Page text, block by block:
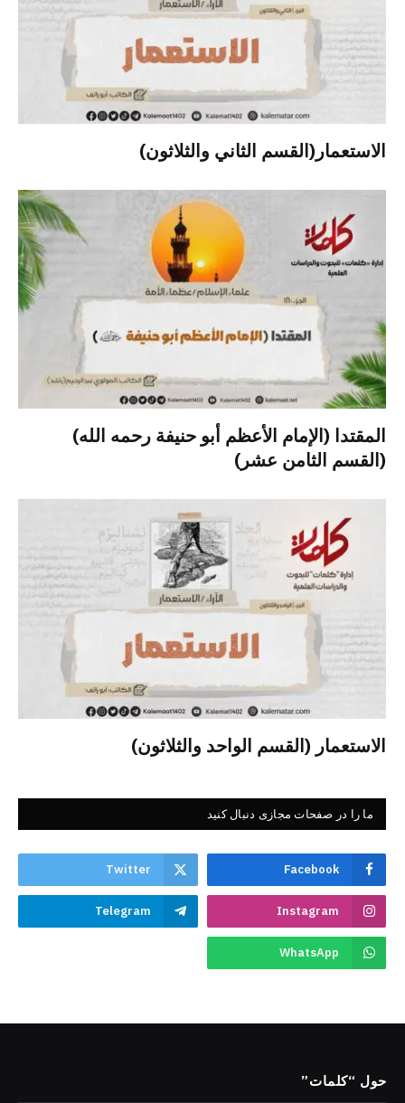
الاستعمار(القسم الثاني والثلاثون)
المقتدا (الإمام الأعظم أبو حنيفة رحمه الله)
(القسم الثامن عشر)
الاستعمار (القسم الواحد والثلاثون)
ما را در صفحات مجازی دنبال کنید
Facebook
Twitter
Instagram
Telegram
WhatsApp
حول “كلمات”